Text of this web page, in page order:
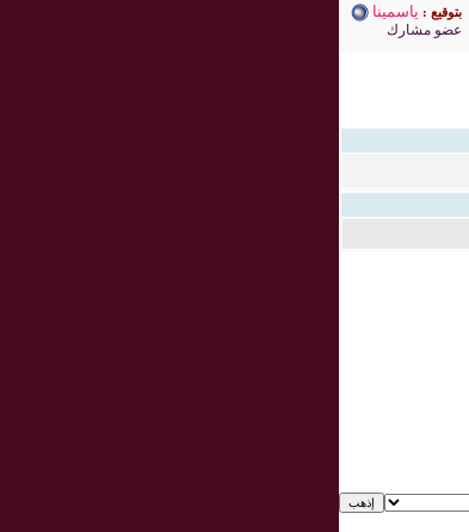
بتوقيع : ياسمينا
عضو مشارك